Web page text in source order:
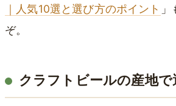
｜人気10選と選び方のポイント
ぞ。
クラフトビールの産地で